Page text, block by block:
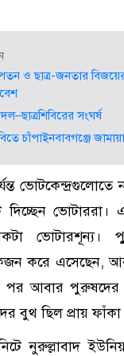
ও ছাত্র-জনতার বিজয়ের
সংঘর্ষ
চাঁপাইনবাবগঞ্জে
ভোটকেন্দ্রগুলোতে
দিচ্ছেন
ভোটারশূন্য।
করে এসেছেন,
পর আবার
বুথ ছিল প্রায়
নুরুল্লাবাদ